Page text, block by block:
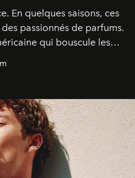
En quelques saisons, ces
passionnés de parfums.
qui bouscule les
en proposant
personnelle :